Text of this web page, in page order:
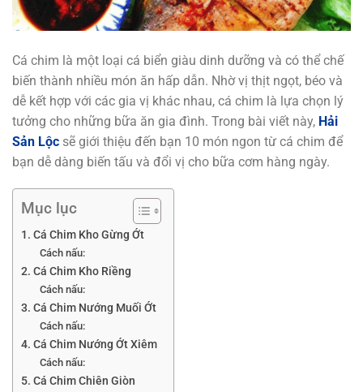
Cá chim là một loại cá biển giàu dinh dưỡng và có thể chế
biến thành nhiều món ăn hấp dẫn. Nhờ vị thịt ngọt, béo và
dễ kết hợp với các gia vị khác nhau, cá chim là lựa chọn lý
tưởng cho những bữa ăn gia đình. Trong bài viết này, Hải
Sản Lộc sẽ giới thiệu đến bạn 10 món ngon từ cá chim để
bạn dễ dàng biến tấu và đổi vị cho bữa cơm hàng ngày.
Mục lục
1. Cá Chim Kho Gừng Ớt
Cách nấu:
2. Cá Chim Kho Riềng
Cách nấu:
3. Cá Chim Nướng Muối Ớt
Cách nấu:
4. Cá Chim Nướng Ớt Xiêm
Cách nấu:
5. Cá Chim Chiên Giòn